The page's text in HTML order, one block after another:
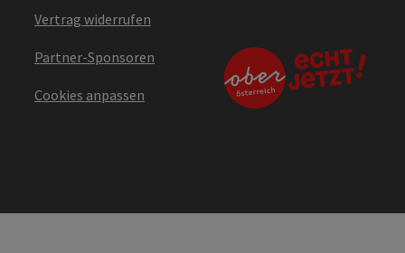
Vertrag widerrufen
Partner-Sponsoren
Cookies anpassen